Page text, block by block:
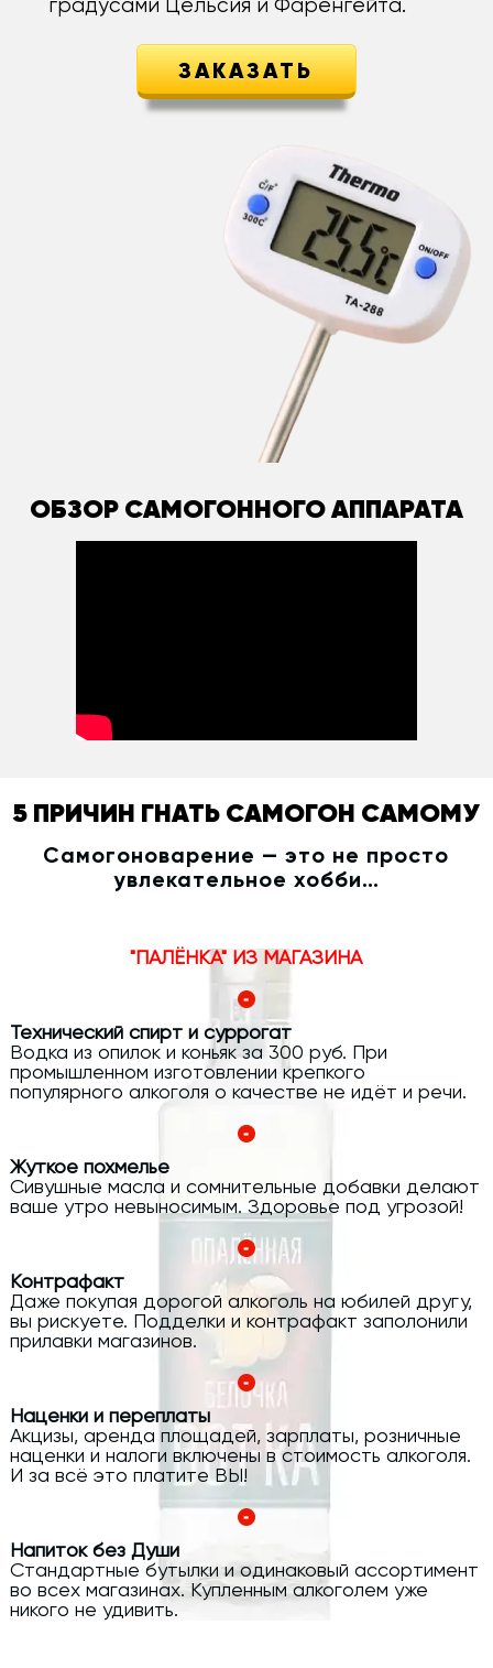
градусами Цельсия и Фаренгейта.
ЗАКАЗАТЬ
ОБЗОР САМОГОННОГО АППАРАТА
5 ПРИЧИН ГНАТЬ САМОГОН САМОМУ
Самогоноварение — это не просто
увлекательное хобби…
"ПАЛЁНКА" ИЗ МАГАЗИНА
Технический спирт и суррогат
Водка из опилок и коньяк за 300 руб. При
промышленном изготовлении крепкого
популярного алкоголя о качестве не идёт и речи.
Жуткое похмелье
Сивушные масла и сомнительные добавки делают
ваше утро невыносимым. Здоровье под угрозой!
Контрафакт
Даже покупая дорогой алкоголь на юбилей другу,
вы рискуете. Подделки и контрафакт заполонили
прилавки магазинов.
Наценки и переплаты
Акцизы, аренда площадей, зарплаты, розничные
наценки и налоги включены в стоимость алкоголя.
И за всё это платите ВЫ!
Напиток без Души
Стандартные бутылки и одинаковый ассортимент
во всех магазинах. Купленным алкоголем уже
никого не удивить.